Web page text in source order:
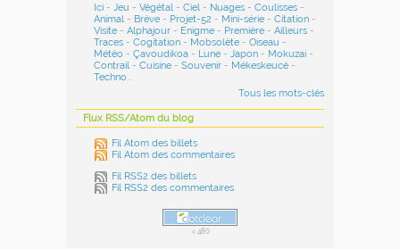
Ici -Jeu -Végétal -Ciel - Nuages -Coulisses -
Animal - Brève - Projet-52 - Mini-série -Citation -
Visite -Alphajour - Enigme - Première -Ailleurs -
Traces -Cogitation - Mobsolète -Oiseau -
Météo -Çavoudikoa - Lune -Japon - Mokuzai -
Contrail -Cuisine -Souvenir - Mékeskeucé -
Techno...
Tous les mots-clés
Flux RSS/Atom du blog
Fil Atom des billets
Fil Atom des commentaires
Fil RSS2 des billets
Fil RSS2 des commentaires